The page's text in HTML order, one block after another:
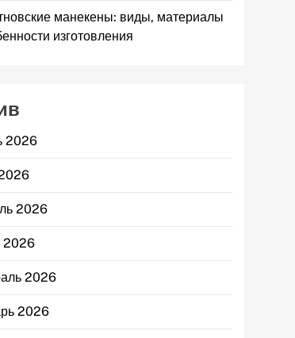
манекены: виды, материалы
изготовления
2026
2026
2026
2026
2026